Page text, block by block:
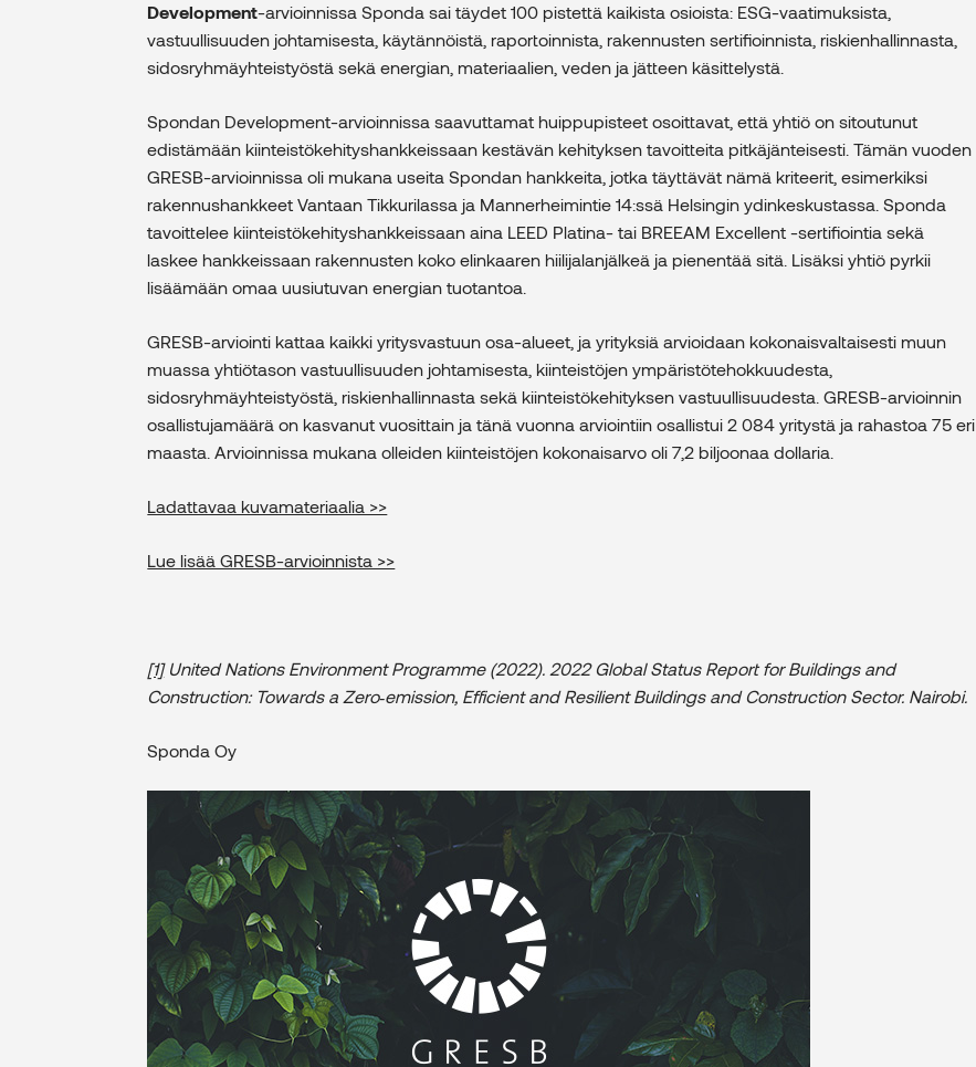
Development-arvioinnissa Sponda sai täydet 100 pistettä kaikista osioista: ESG-vaatimuksista,
vastuullisuuden johtamisesta, käytännöistä, raportoinnista, rakennusten sertifioinnista, riskienhallinnasta,
sidosryhmäyhteistyöstä sekä energian, materiaalien, veden ja jätteen käsittelystä.
Spondan Development-arvioinnissa saavuttamat huippupisteet osoittavat, että yhtiö on sitoutunut
edistämään kiinteistökehityshankkeissaan kestävän kehityksen tavoitteita pitkäjänteisesti. Tämän vuoden
GRESB-arvioinnissa oli mukana useita Spondan hankkeita, jotka täyttävät nämä kriteerit, esimerkiksi
rakennushankkeet Vantaan Tikkurilassa ja Mannerheimintie 14:ssä Helsingin ydinkeskustassa. Sponda
tavoittelee kiinteistökehityshankkeissaan aina LEED Platina- tai BREEAM Excellent -sertifiointia sekä
laskee hankkeissaan rakennusten koko elinkaaren hiilijalanjälkeä ja pienentää sitä. Lisäksi yhtiö pyrkii
lisäämään omaa uusiutuvan energian tuotantoa.
GRESB-arviointi kattaa kaikki yritysvastuun osa-alueet, ja yrityksiä arvioidaan kokonaisvaltaisesti muun
muassa yhtiötason vastuullisuuden johtamisesta, kiinteistöjen ympäristötehokkuudesta,
sidosryhmäyhteistyöstä, riskienhallinnasta sekä kiinteistökehityksen vastuullisuudesta. GRESB-arvioinnin
osallistujamäärä on kasvanut vuosittain ja tänä vuonna arviointiin osallistui 2 084 yritystä ja rahastoa 75 eri
maasta. Arvioinnissa mukana olleiden kiinteistöjen kokonaisarvo oli 7,2 biljoonaa dollaria.
Ladattavaa kuvamateriaalia >>
Lue lisää GRESB-arvioinnista >>
[1]United Nations Environment Programme (2022). 2022 Global Status Report for Buildings and
Construction: Towards a Zero‑emission, Efficient and Resilient Buildings and Construction Sector. Nairobi.
Sponda Oy